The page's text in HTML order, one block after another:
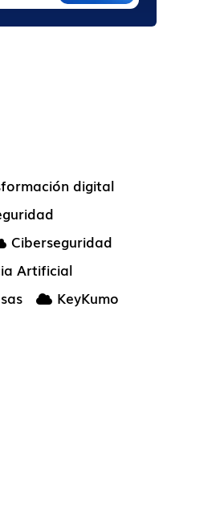
digital
Ciberseguridad
Artificial
KeyKumo